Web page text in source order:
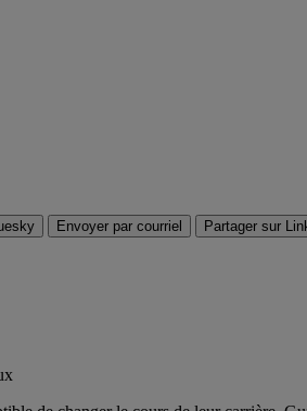
Envoyer par courriel Partager sur